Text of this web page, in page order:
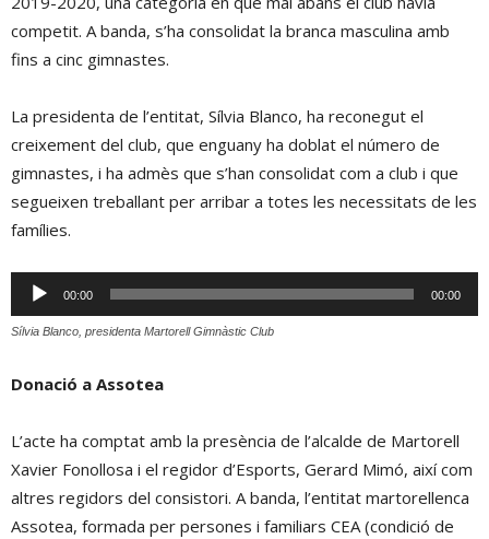
competit. A banda, s’ha consolidat la branca masculina amb
fins a cinc gimnastes.
La presidenta de l’entitat, Sílvia Blanco, ha reconegut el
creixement del club, que enguany ha doblat el número de
gimnastes, i ha admès que s’han consolidat com a club i que
segueixen treballant per arribar a totes les necessitats de les
famílies.
Reproductor
d'àudio
00:00 00:00
Sílvia Blanco, presidenta Martorell Gimnàstic Club
Donació a Assotea
L’acte ha comptat amb la presència de l’alcalde de Martorell
Xavier Fonollosa i el regidor d’Esports, Gerard Mimó, així com
altres regidors del consistori. A banda, l’entitat martorellenca
Assotea, formada per persones i familiars CEA (condició de